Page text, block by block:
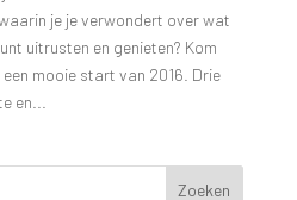
je je verwondert over wat
uitrusten en genieten? Kom
mooie start van 2016. Drie
en...